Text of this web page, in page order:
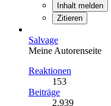
Inhalt melden
Zitieren
Salvage
Meine Autorenseite
Reaktionen
153
Beiträge
2.939